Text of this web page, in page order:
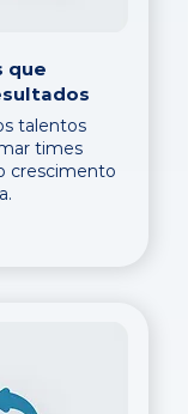
que
talentos
times
crescimento